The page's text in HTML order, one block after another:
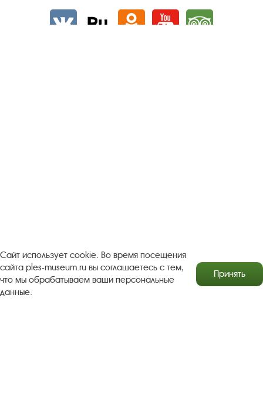
Вконтактеrutube Одноклассники
YouTube Трипадвизор
Copyright © http://www.plyos.org Плесский государственный
историко-архитектурный и художественный
музей‑заповедник.
Сайт использует cookie. Во время посещения
сайта ples-museum.ru вы соглашаетесь с тем,
что мы обрабатываем ваши персональные
данные.
Принять